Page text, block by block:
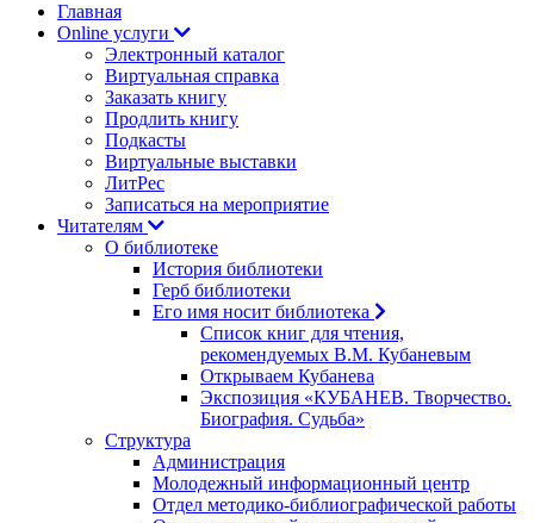
Главная
Online услуги
Электронный каталог
Виртуальная справка
Заказать книгу
Продлить книгу
Подкасты
Виртуальные выставки
ЛитРес
Записаться на мероприятие
Читателям
О библиотеке
История библиотеки
Герб библиотеки
Его имя носит библиотека
Список книг для чтения,
рекомендуемых В.М. Кубаневым
Открываем Кубанева
Экспозиция «КУБАНЕВ. Творчество.
Биография. Судьба»
Структура
Администрация
Молодежный информационный центр
Отдел методико-библиографической работы